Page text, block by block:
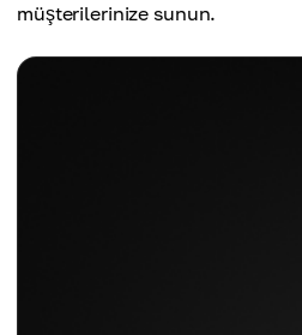
müşterilerinize sunun.